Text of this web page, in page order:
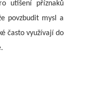
utišení příznaků
povzbudit mysl a
často využívají do